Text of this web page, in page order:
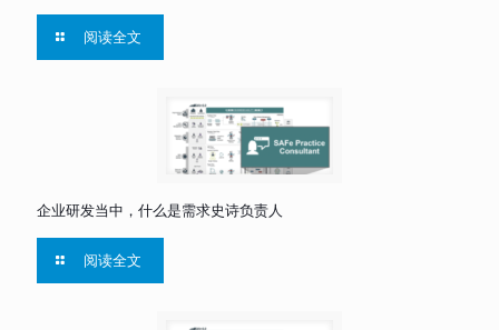
阅读全文
企业研发当中，什么是需求史诗负责人
阅读全文